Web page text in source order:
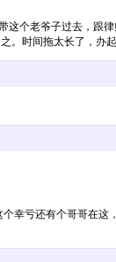
个老爷子过去，
时间拖太长了，
幸亏还有个哥哥在